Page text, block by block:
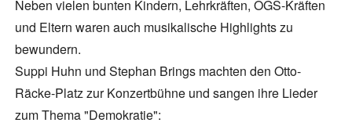
Neben vielen bunten Kindern, Lehrkräften, OGS-Kräften
und Eltern waren auch musikalische Highlights zu
bewundern.
Suppi Huhn und Stephan Brings machten den Otto-
Räcke-Platz zur Konzertbühne und sangen ihre Lieder
zum Thema "Demokratie":